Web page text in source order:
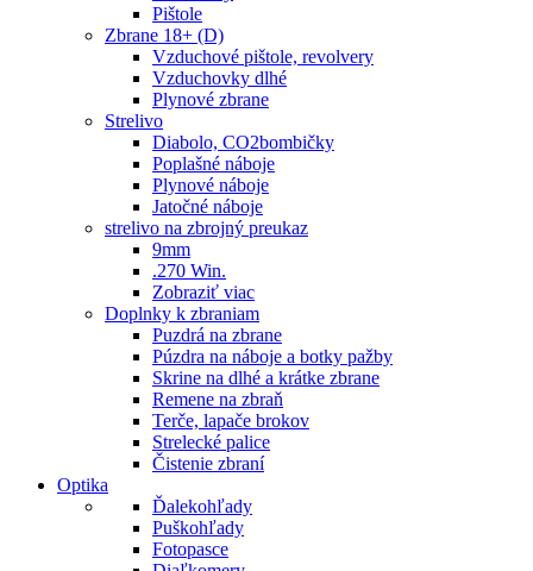
Pištole
Zbrane 18+ (D)
Vzduchové pištole, revolvery
Vzduchovky dlhé
Plynové zbrane
Strelivo
Diabolo, CO2bombičky
Poplašné náboje
Plynové náboje
Jatočné náboje
strelivo na zbrojný preukaz
9mm
.270 Win.
Zobraziť viac
Doplnky k zbraniam
Puzdrá na zbrane
Púzdra na náboje a botky pažby
Skrine na dlhé a krátke zbrane
Remene na zbraň
Terče, lapače brokov
Strelecké palice
Čistenie zbraní
Optika
Ďalekohľady
Puškohľady
Fotopasce